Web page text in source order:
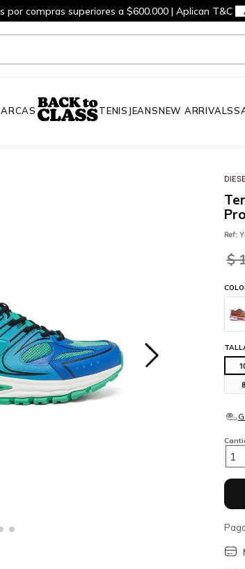
por compras superiores a $600.000 | Aplican T&C
TENIS JEANSNEW ARRIVALS
Ref:
$
8
1